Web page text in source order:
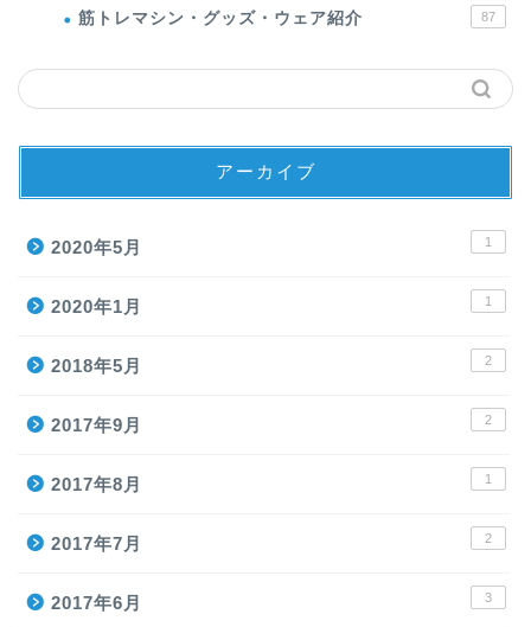
筋トレマシン・グッズ・ウェア紹介 87
アーカイブ
2020年5月 1
2020年1月 1
2018年5月 2
2017年9月 2
2017年8月 1
2017年7月 2
2017年6月 3